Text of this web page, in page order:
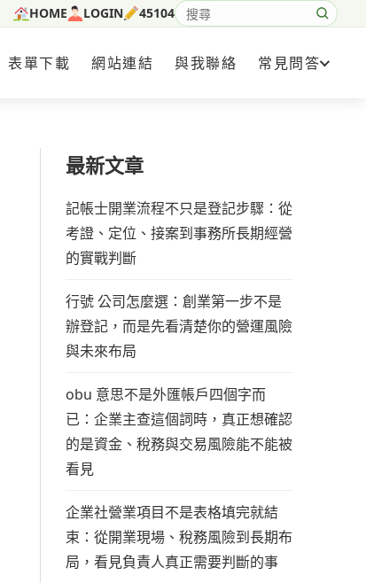
HOME LOGIN 45104
搜尋網站內容
表單下載 網站連結 與我聯絡 常見問答
最新文章
記帳士開業流程不只是登記步驟：從
考證、定位、接案到事務所長期經營
的實戰判斷
行號 公司怎麼選：創業第一步不是
辦登記，而是先看清楚你的營運風險
與未來布局
obu 意思不是外匯帳戶四個字而
已：企業主查這個詞時，真正想確認
的是資金、稅務與交易風險能不能被
看見
企業社營業項目不是表格填完就結
束：從開業現場、稅務風險到長期布
局，看見負責人真正需要判斷的事